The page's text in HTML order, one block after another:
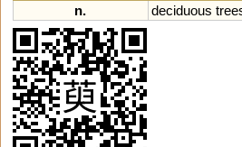
n.
deciduous